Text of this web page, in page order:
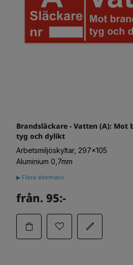
Brandsläckare - Vatten (A): Mot
tyg och dylikt
Arbetsmiljöskyltar, 297x105
Aluminium 0,7mm
▶ Flera alternativ
från. 95:-